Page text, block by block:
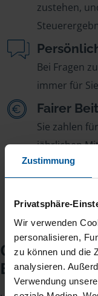
Zustimmung
Privatsphäre-
Wir verwenden
personalisieren,
zu können und die
analysieren.
Verwendung
zustehen,
Bei Fragen
immer für
Fairer
Sie zahlen
jährlichen
Checkliste